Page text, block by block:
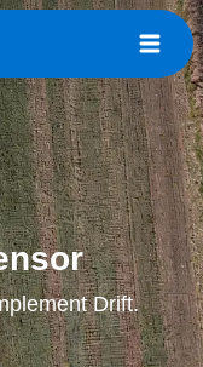
Drift.